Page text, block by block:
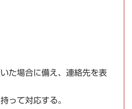
た場合に備え、連絡先を表
って対応する。